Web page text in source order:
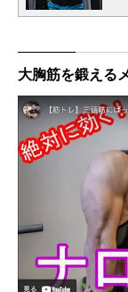
大胸筋を鍛える